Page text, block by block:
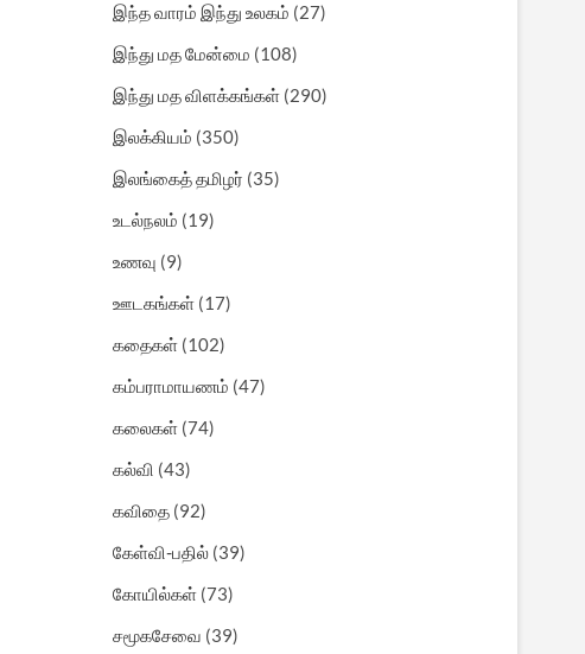
இந்த வாரம் இந்து உலகம் (27)
இந்து மத மேன்மை (108)
இந்து மத விளக்கங்கள் (290)
இலக்கியம் (350)
இலங்கைத் தமிழர் (35)
உடல்நலம் (19)
உணவு (9)
ஊடகங்கள் (17)
கதைகள் (102)
கம்பராமாயணம் (47)
கலைகள் (74)
கல்வி (43)
கவிதை (92)
கேள்வி-பதில் (39)
கோயில்கள் (73)
சமூகசேவை (39)